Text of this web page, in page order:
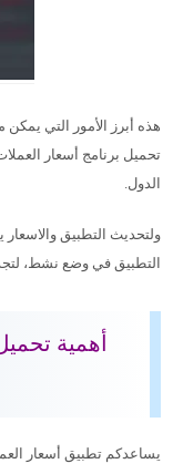
هذه أبرز الأمور التي يمكن
تحميل برنامج أسعار
الدول.
ولتحديث التطبيق
التطبيق في وضع نشط، لتجد
أهمية
يساعدكم تطبيق أسعار